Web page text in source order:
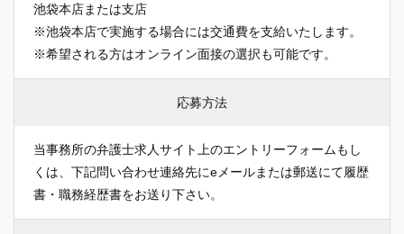
池袋本店または支店
※池袋本店で実施する場合には交通費を支給いたします。
※希望される方はオンライン面接の選択も可能です。
応募方法
当事務所の弁護士求人サイト上のエントリーフォームもし
くは、下記問い合わせ連絡先にeメールまたは郵送にて履歴
書・職務経歴書をお送り下さい。